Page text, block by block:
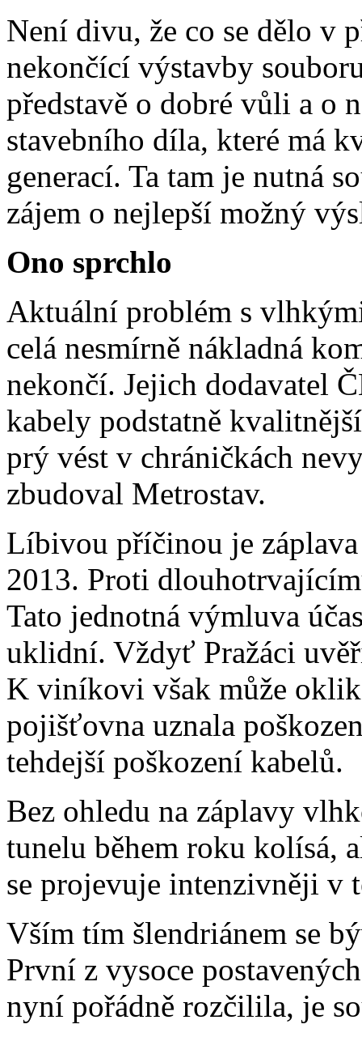
Není divu, že co se dělo v
nekončící výstavby
představě o dobré vůli a o
stavebního díla, které má
generací. Ta tam je nutná
zájem o nejlepší možný
Ono sprchlo
Aktuální problém s
celá nesmírně nákladná
nekončí. Jejich dodavatel
kabely podstatně
prý vést v chráničkách
zbudoval Metrostav.
Líbivou příčinou je
2013. Proti
Tato jednotná výmluva
uklidní. Vždyť Pražáci
K viníkovi však může
pojišťovna uznala
tehdejší poškození kabelů.
Bez ohledu na záplavy
tunelu během roku kolísá,
se projevuje intenzivněji v
Vším tím šlendriánem se
První z vysoce
nyní pořádně rozčilila, je